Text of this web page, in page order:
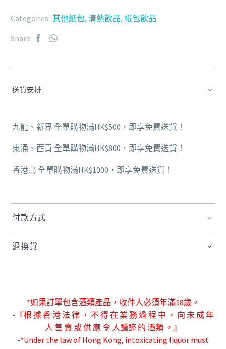
Categories: 其他紙包, 清熱飲品, 紙包飲品
Share:
送貨安排
九龍、新界 全單購物滿HK$500，即享免費送貨！
東涌、西貢 全單購物滿HK$800，即享免費送貨！
香港島 全單購物滿HK$1000，即享免費送貨！
付款方式
退換貨
*如果訂單包含酒類產品，收件人必須年滿18歲。
-『根 據 香 港 法 律 ， 不 得 在 業 務 過 程 中 ， 向 未 成 年
人 售 賣 或 供 應 令 人醺醉 的 酒類 。』
-“Under the law of Hong Kong, intoxicating liquor must